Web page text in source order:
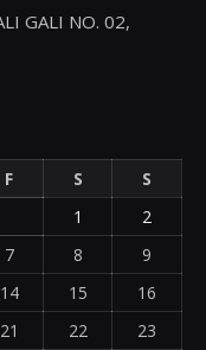
GALI NO. 02,
F S
S
1
2
7 8
9
14 15
16
21 22
23